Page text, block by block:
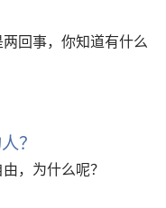
回事，你知道有什么
？
，为什么呢？